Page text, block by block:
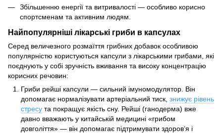
Збільшенню енергії та витривалості — особливо корисно
спортсменам та активним людям.
Найпопулярніші лікарські гриби в капсулах
Серед величезного розмаїття грибних добавок особливою
популярністю користуються капсули з лікарськими грибами, які
поєднують у собі зручність вживання та високу концентрацію
корисних речовин:
Гриби рейші капсули — сильний імуномодулятор. Він
допомагає нормалізувати артеріальний тиск, знижує рівень
стресу та покращує якість сну. Рейші (ганодерма) вже
давно вважають у китайській медицині «грибом
довголіття» — він допомагає підтримувати здоров’я і